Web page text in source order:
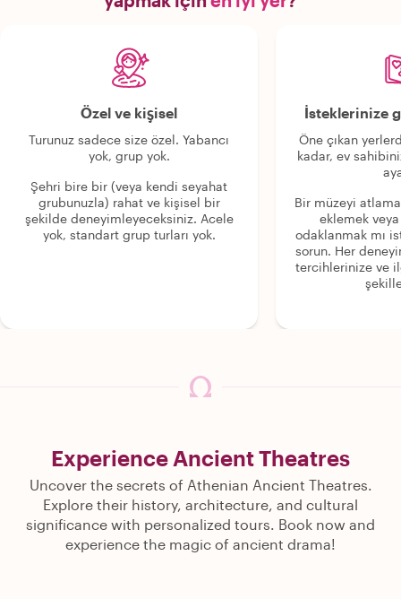
Özel ve kişisel
Turunuz sadece size özel. Yabancı
yok, grup yok.
Şehri bire bir (veya kendi seyahat
grubunuzla) rahat ve kişisel bir
şekilde deneyimleyeceksiniz. Acele
yok, standart grup turları yok.
İsteklerinize
Öne çıkan
kadar, ev
Bir müzeyi
eklemek
odaklanmak mı
sorun. Her
tercihlerinize ve
Experience Ancient Theatres
Uncover the secrets of Athenian Ancient Theatres.
Explore their history, architecture, and cultural
significance with personalized tours. Book now and
experience the magic of ancient drama!